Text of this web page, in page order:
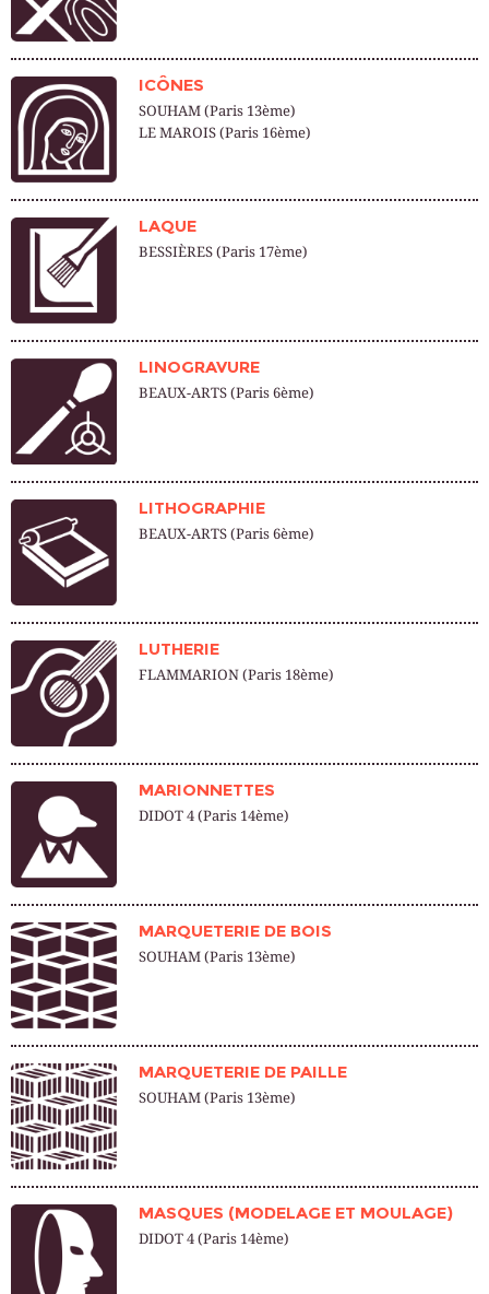
ICÔNES
SOUHAM (Paris 13ème)
LE MAROIS (Paris 16ème)
LAQUE
BESSIÈRES (Paris 17ème)
LINOGRAVURE
BEAUX-ARTS (Paris 6ème)
LITHOGRAPHIE
BEAUX-ARTS (Paris 6ème)
LUTHERIE
FLAMMARION (Paris 18ème)
MARIONNETTES
DIDOT 4 (Paris 14ème)
MARQUETERIE DE BOIS
SOUHAM (Paris 13ème)
MARQUETERIE DE PAILLE
SOUHAM (Paris 13ème)
MASQUES (MODELAGE ET MOULAGE)
DIDOT 4 (Paris 14ème)